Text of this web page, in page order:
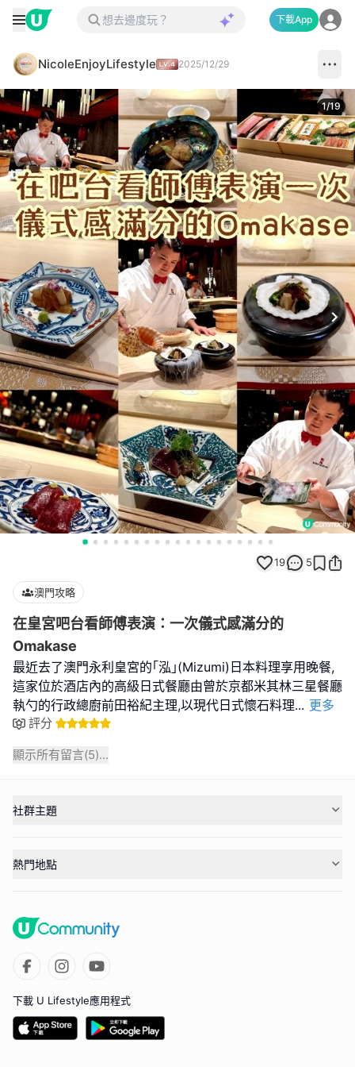
下載App
NicoleEnjoyLifestyle 2025/12/29
1/19
19 5
澳門攻略
在皇宮吧台看師傅表演：一次儀式感滿分的
Omakase
最近去了澳門永利皇宮的｢泓｣(Mizumi)日本料理享用晚餐,
這家位於酒店內的高級日式餐廳由曾於京都米其林三星餐廳
執勺的行政總廚前田裕紀主理,以現代日式懷石料理... 更多
評分
顯示所有留言(5)...
社群主題
熱門地點
下載 U Lifestyle應用程式